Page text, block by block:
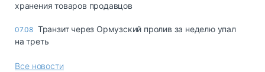
хранения товаров продавцов
07.08 Транзит через Ормузский пролив за неделю упал
на треть
Все новости